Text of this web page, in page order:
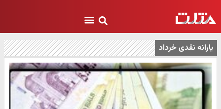
یارانه نقدی خرداد